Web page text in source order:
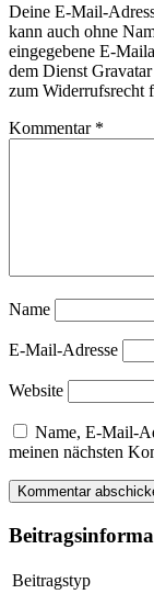
Deine E-Mail-
kann auch ohne
eingegebene E-
dem Dienst
zum Widerrufsrecht
Kommentar *
Name
E-Mail-Adresse
Website
Name, E-Mail-
meinen nächsten
Beitragstyp